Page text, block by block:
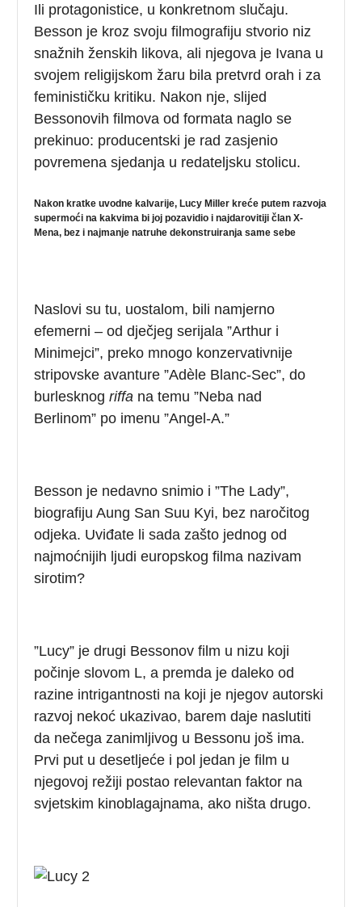
Ili protagonistice, u konkretnom slučaju.
Besson je kroz svoju filmografiju stvorio niz
snažnih ženskih likova, ali njegova je Ivana u
svojem religijskom žaru bila pretvrd orah i za
feminističku kritiku. Nakon nje, slijed
Bessonovih filmova od formata naglo se
prekinuo: producentski je rad zasjenio
povremena sjedanja u redateljsku stolicu.
Nakon kratke uvodne kalvarije, Lucy Miller kreće putem razvoja
supermoći na kakvima bi joj pozavidio i najdarovitiji član X-
Mena, bez i najmanje natruhe dekonstruiranja same sebe
Naslovi su tu, uostalom, bili namjerno
efemerni – od dječjeg serijala ”Arthur i
Minimejci”, preko mnogo konzervativnije
stripovske avanture ”Adèle Blanc-Sec”, do
burlesknogriffa na temu ”Neba nad
Berlinom” po imenu ”Angel-A.”
Besson je nedavno snimio i ”The Lady”,
biografiju Aung San Suu Kyi, bez naročitog
odjeka. Uviđate li sada zašto jednog od
najmoćnijih ljudi europskog filma nazivam
sirotim?
”Lucy” je drugi Bessonov film u nizu koji
počinje slovom L, a premda je daleko od
razine intrigantnosti na koji je njegov autorski
razvoj nekoć ukazivao, barem daje naslutiti
da nečega zanimljivog u Bessonu još ima.
Prvi put u desetljeće i pol jedan je film u
njegovoj režiji postao relevantan faktor na
svjetskim kinoblagajnama, ako ništa drugo.